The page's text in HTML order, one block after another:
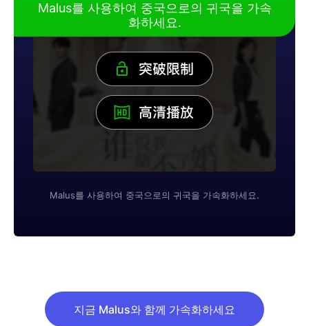
Malus를 사용하여 중국으로의 귀국을 가속
화하세요.
Malus를 사용하여 중국으로의 귀국을 가속화하세요.
지금 Malus와 함께 가속화하세요